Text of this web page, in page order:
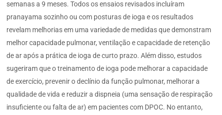
semanas a 9 meses. Todos os ensaios revisados incluíram
pranayama sozinho ou com posturas de ioga e os resultados
revelam melhorias em uma variedade de medidas que demonstram
melhor capacidade pulmonar, ventilação e capacidade de retenção
de ar após a prática de ioga de curto prazo. Além disso, estudos
sugeriram que o treinamento de ioga pode melhorar a capacidade
de exercício, prevenir o declínio da função pulmonar, melhorar a
qualidade de vida e reduzir a dispneia (uma sensação de respiração
insuficiente ou falta de ar) em pacientes com DPOC. No entanto,